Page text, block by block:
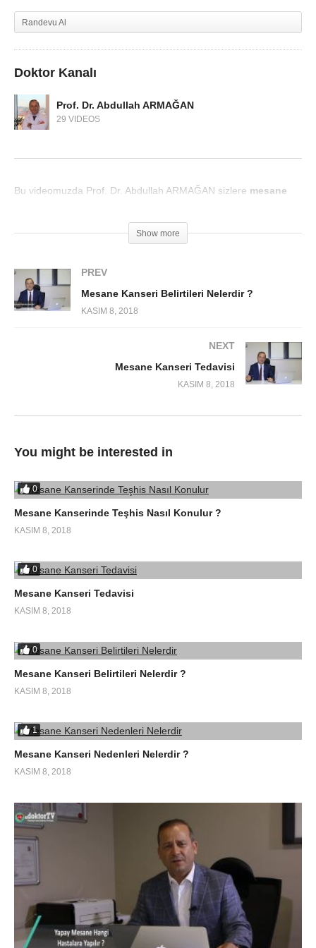
Randevu Al
Doktor Kanalı
Prof. Dr. Abdullah ARMAĞAN
29 VIDEOS
Bu videomuzda Prof. Dr. Abdullah ARMAĞAN sizlere mesane
Show more
PREV
Mesane Kanseri Belirtileri Nelerdir ?
KASIM 8, 2018
NEXT
Mesane Kanseri Tedavisi
KASIM 8, 2018
You might be interested in
0
Mesane Kanserinde Teşhis Nasıl Konulur ?
KASIM 8, 2018
0
Mesane Kanseri Tedavisi
KASIM 8, 2018
0
Mesane Kanseri Belirtileri Nelerdir ?
KASIM 8, 2018
1
Mesane Kanseri Nedenleri Nelerdir ?
KASIM 8, 2018